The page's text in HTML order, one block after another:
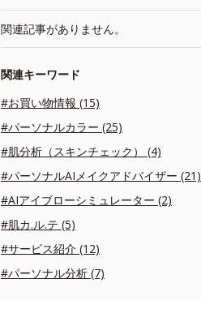
関連記事がありません。
関連キーワード
#お買い物情報 (15)
#パーソナルカラー (25)
#肌分析（スキンチェック） (4)
#パーソナルAIメイクアドバイザー (21)
#AIアイブローシミュレーター (2)
#肌カ.ル.テ (5)
#サービス紹介 (12)
#パーソナル分析 (7)